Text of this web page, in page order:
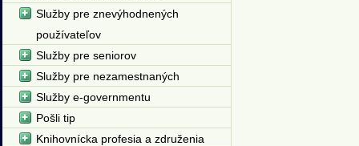
Služby pre znevýhodnených
používateľov
Služby pre seniorov
Služby pre nezamestnaných
Služby e-governmentu
Pošli tip
Knihovnícka profesia a združenia